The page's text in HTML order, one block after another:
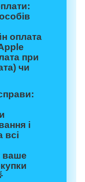
оплата
при
чи
і
всі
ваше